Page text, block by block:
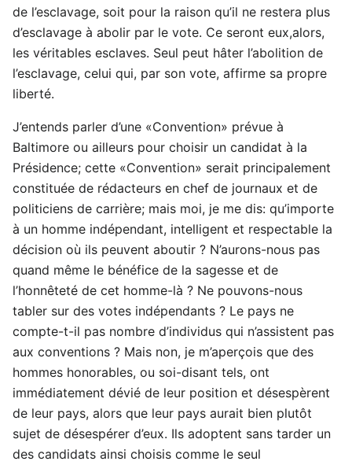
de l’esclavage, soit pour la raison qu’il ne restera plus
d’esclavage à abolir par le vote. Ce seront eux,alors,
les véritables esclaves. Seul peut hâter l’abolition de
l’esclavage, celui qui, par son vote, affirme sa propre
liberté.
J’entends parler d’une «Convention» prévue à
Baltimore ou ailleurs pour choisir un candidat à la
Présidence; cette «Convention» serait principalement
constituée de rédacteurs en chef de journaux et de
politiciens de carrière; mais moi, je me dis: qu’importe
à un homme indépendant, intelligent et respectable la
décision où ils peuvent aboutir ? N’aurons-nous pas
quand même le bénéfice de la sagesse et de
l’honnêteté de cet homme-là ? Ne pouvons-nous
tabler sur des votes indépendants ? Le pays ne
compte-t-il pas nombre d’individus qui n’assistent pas
aux conventions ? Mais non, je m’aperçois que des
hommes honorables, ou soi-disant tels, ont
immédiatement dévié de leur position et désespèrent
de leur pays, alors que leur pays aurait bien plutôt
sujet de désespérer d’eux. Ils adoptent sans tarder un
des candidats ainsi choisis comme le seul